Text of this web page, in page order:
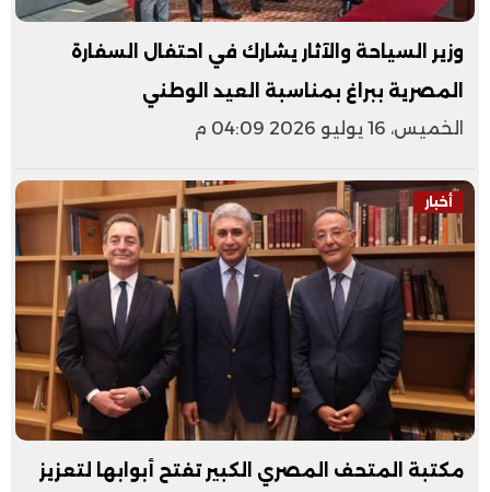
وزير السياحة والآثار يشارك في احتفال السفارة
المصرية ببراغ بمناسبة العيد الوطني
الخميس، 16 يوليو 2026 04:09 م
أخبار
مكتبة المتحف المصري الكبير تفتح أبوابها لتعزيز